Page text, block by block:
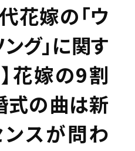
花嫁の「ウ
グ」に関す
花嫁の9割
式の曲は新
スが問わ